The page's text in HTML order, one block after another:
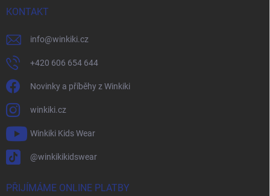
KONTAKT
info@winkiki.cz
+420 606 654 644
Novinky a příběhy z Winkiki
winkiki.cz
Winkiki Kids Wear
@winkikikidswear
PŘIJÍMÁME ONLINE PLATBY